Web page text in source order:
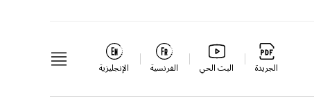
الجريدة البث الحي الفرنسية الإنجليزية